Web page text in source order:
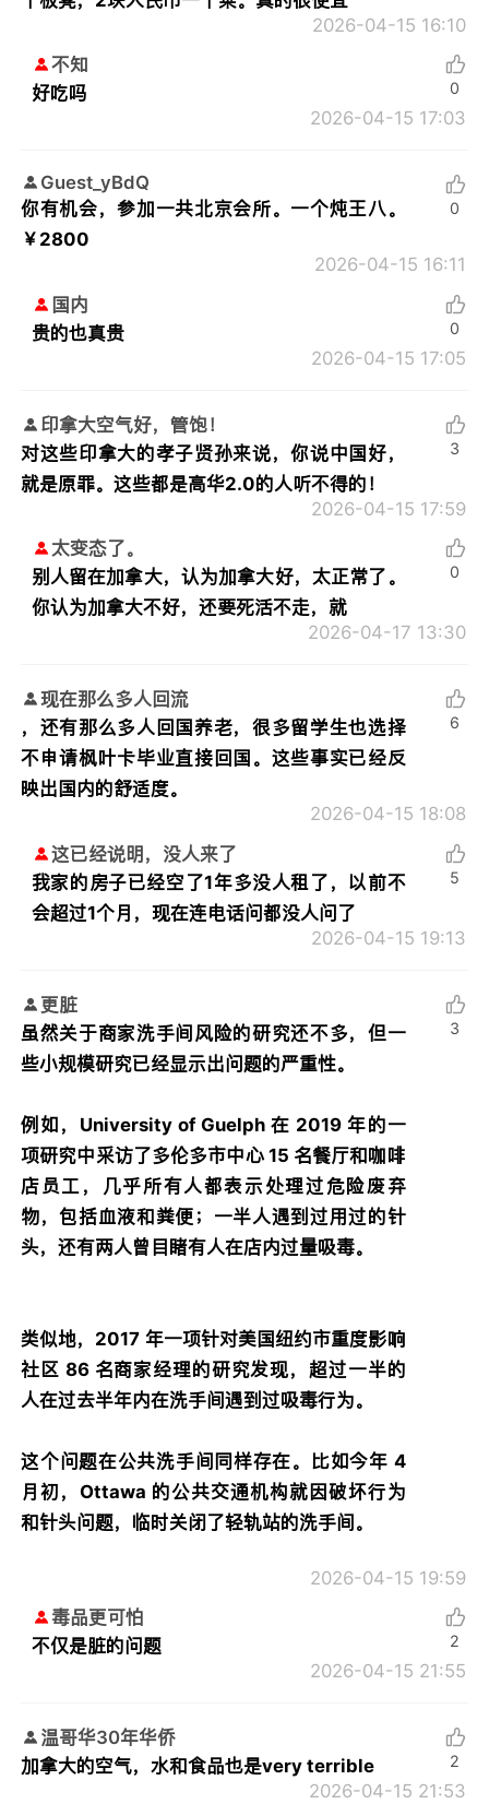
2026-04-15 16:10
不知
好吃吗
2026-04-15 17:03
0
Guest_yBdQ
你有机会，参加一共北京会所。一个炖王八。
￥2800
2026-04-15 16:11
0
国内
贵的也真贵
2026-04-15 17:05
0
印拿大空气好，管饱！
对这些印拿大的孝子贤孙来说，你说中国好，
就是原罪。这些都是高华2.0的人听不得的！
2026-04-15 17:59
3
太变态了。
别人留在加拿大，认为加拿大好，太正常了。
你认为加拿大不好，还要死活不走，就
2026-04-17 13:30
0
现在那么多人回流
，还有那么多人回国养老，很多留学生也选择
不申请枫叶卡毕业直接回国。这些事实已经反
映出国内的舒适度。
2026-04-15 18:08
6
这已经说明，没人来了
我家的房子已经空了1年多没人租了，以前不
会超过1个月，现在连电话问都没人问了
2026-04-15 19:13
5
更脏
虽然关于商家洗手间风险的研究还不多，但一
些小规模研究已经显示出问题的严重性。
例如，University of Guelph 在 2019 年的一
项研究中采访了多伦多市中心 15 名餐厅和咖啡
店员工，几乎所有人都表示处理过危险废弃
物，包括血液和粪便；一半人遇到过用过的针
头，还有两人曾目睹有人在店内过量吸毒。
类似地，2017 年一项针对美国纽约市重度影响
社区 86 名商家经理的研究发现，超过一半的
人在过去半年内在洗手间遇到过吸毒行为。
这个问题在公共洗手间同样存在。比如今年 4
月初，Ottawa 的公共交通机构就因破坏行为
和针头问题，临时关闭了轻轨站的洗手间。
2026-04-15 19:59
3
毒品更可怕
不仅是脏的问题
2026-04-15 21:55
2
温哥华30年华侨
加拿大的空气，水和食品也是very terrible
2026-04-15 21:53
2